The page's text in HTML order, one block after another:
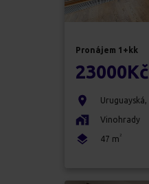
Pronájem 1+kk
23000Kč
Uruguayská,
Vinohrady
47 m 2